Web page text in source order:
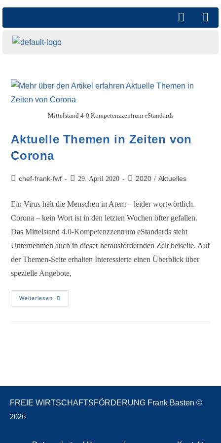
Mittelstand 4-0 Kompetenzzentrum eStandards
Aktuelle Themen in Zeiten von
Corona
chef-frank-fwf 29. April 2020 2020 / Aktuelles
Ein Virus hält die Menschen in Atem – leider wortwörtlich.
Corona – kein Wort ist in den letzten Wochen öfter gefallen.
Das Mittelstand 4.0-Kompetenzzentrum eStandards steht
Unternehmen auch in dieser herausfordernden Zeit beiseite. Auf
der Themen-Seite erhalten Interessierte einen Überblick über
spezielle Angebote,
Weiterlesen
FREIE WIRTSCHAFTSFÖRDERUNG Frank Basten ©
2026